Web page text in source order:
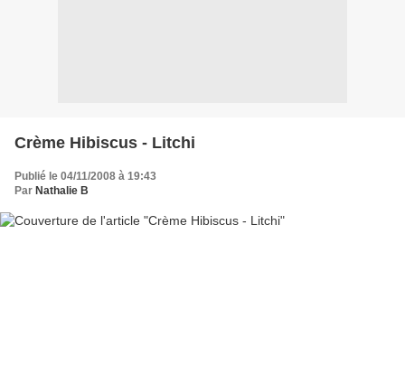
Crème Hibiscus - Litchi
Publié le 04/11/2008 à 19:43
Par Nathalie B